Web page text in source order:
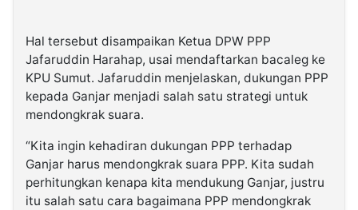
Hal tersebut disampaikan Ketua DPW PPP
Jafaruddin Harahap, usai mendaftarkan bacaleg ke
KPU Sumut. Jafaruddin menjelaskan, dukungan PPP
kepada Ganjar menjadi salah satu strategi untuk
mendongkrak suara.
“Kita ingin kehadiran dukungan PPP terhadap
Ganjar harus mendongkrak suara PPP. Kita sudah
perhitungkan kenapa kita mendukung Ganjar, justru
itu salah satu cara bagaimana PPP mendongkrak